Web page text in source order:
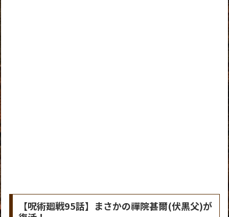
【呪術廻戦95話】まさかの禪院甚爾(伏黒父)が